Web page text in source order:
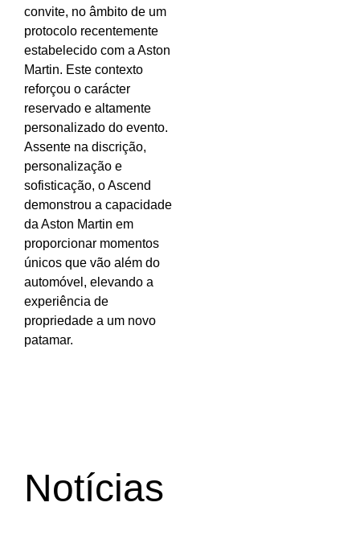
convite, no âmbito de um
protocolo recentemente
estabelecido com a Aston
Martin. Este contexto
reforçou o carácter
reservado e altamente
personalizado do evento.
Assente na discrição,
personalização e
sofisticação, o Ascend
demonstrou a capacidade
da Aston Martin em
proporcionar momentos
únicos que vão além do
automóvel, elevando a
experiência de
propriedade a um novo
patamar.
Notícias